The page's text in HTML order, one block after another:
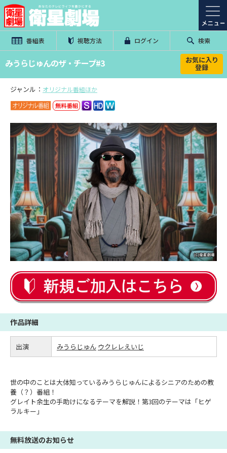
番組表 視聴方法 ログイン 検索
みうらじゅんのザ・チープ#3 お気に入り
登録
ジャンル： オリジナル番組ほか
作品詳細
出演 みうらじゅん ウクレレえいじ
世の中のことは大体知っているみうらじゅんによるシニアのための教
養（？）番組！
グレイト余生の手助けになるテーマを解説！第3回のテーマは「ヒゲ
ラルキー」
無料放送のお知らせ